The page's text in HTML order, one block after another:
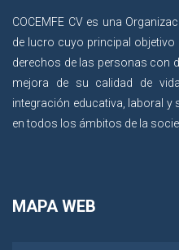
COCEMFE CV es una
de lucro cuyo principal
derechos de las personas con
mejora de su calidad de
integración educativa, laboral
en todos los ámbitos de la
MAPA WEB